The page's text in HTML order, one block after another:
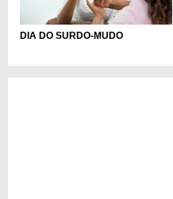
DIA DO SURDO-MUDO